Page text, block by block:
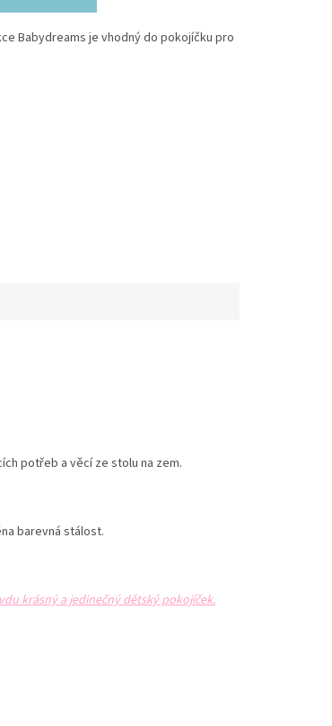
Babydreams je vhodný do pokojíčku pro
potřeb a věcí ze stolu na zem.
barevná stálost.
krásný a jedinečný dětský pokojíček.